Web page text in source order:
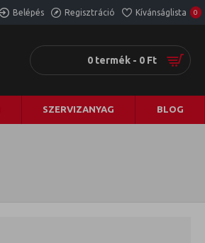
Belépés Regisztráció Kívánságlista 0
0 termék - 0 Ft
SZERVIZANYAG BLOG